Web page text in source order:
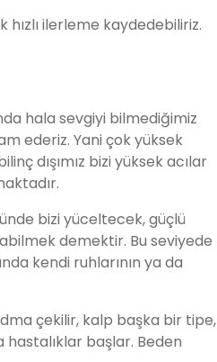
hızlı ilerleme kaydedebiliriz.
hala sevgiyi bilmediğimiz
ederiz. Yani çok yüksek
dışımız bizi yüksek acılar
bizi yüceltecek, güçlü
demektir. Bu seviyede
kendi ruhlarının ya da
çekilir, kalp başka bir tipe,
başlar. Beden